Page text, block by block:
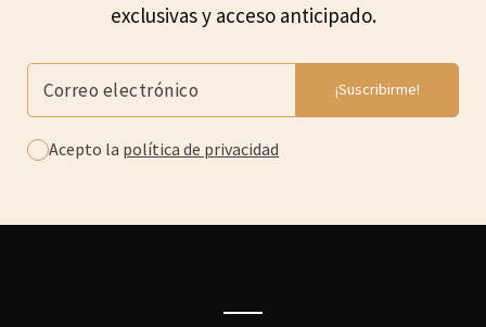
exclusivas y acceso anticipado.
Acepto la política de privacidad